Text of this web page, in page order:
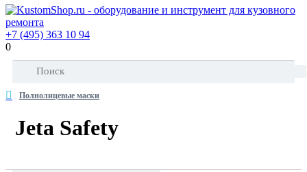
+7 (495) 363 10 94
0
Полнолицевые маски
Jeta Safety